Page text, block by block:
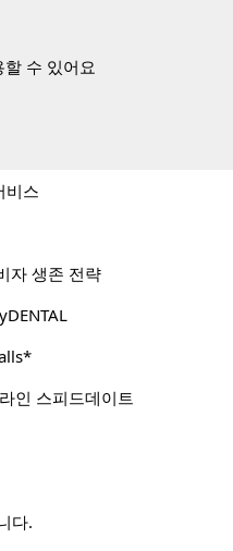
수 있어요
비스
자 생존 전략
인 스피드데이트
다.